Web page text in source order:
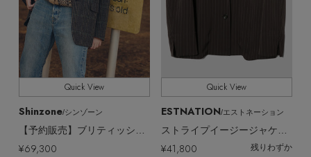
Quick View
ESTNATION/エストネーション
ストライプイージージャケット
¥41,800 残りわずか
Quick View
Shinzone/シンゾーン
【予約販売】ブリティッシュウールチェックシングルジャケット
¥69,300